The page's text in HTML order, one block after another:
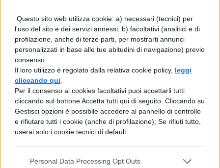
Questo sito web utilizza cookie: a) necessari (tecnici) per
l'uso del sito e dei servizi annessi; b) facoltativi (analitici e di
profilazione, anche di terze parti, per mostrarti annunci
personalizzati in base alle tue abitudini di navigazione) previo
consenso.
Il loro utilizzo è regolato dalla relativa cookie policy, leggi
cliccando qui
Per il consenso ai cookies facoltativi puoi accettarli tutti
cliccando sul bottone Accetta tutti qui di seguito. Cliccando su
Gestisci opzioni è possibile accedere al pannello di controllo
e rifiutare tutti i cookie (anche di profilazione); Se rifiuti tutto,
userai solo i cookie tecnici di default.
Personal Data Processing Opt Outs
– Un'equipe di archeologi italiani è venuta
a capo di un piccolo mistero riguardante
degli oggetti a forma di culla, o slitta, che
sono stati rinvenuti durante alcuni scavi in
Egitto. Queste "culle" servivano per alzare i
massi di piccole dimensioni destinati alla
costruzione delle piramidi. Bisogna
sottolineare che invece i pesi maggiori